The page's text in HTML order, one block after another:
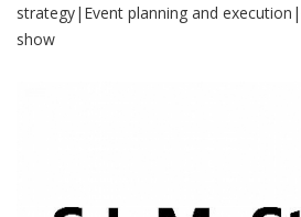
strategy|Event planning and
show